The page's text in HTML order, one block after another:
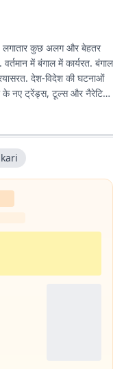
लगातार कुछ अलग और बेहतर
में बंगाल में कार्यरत. बंगाल
देश-विदेश की घटनाओं
के नए ट्रेंड्स, टूल्स और नैरेटिव